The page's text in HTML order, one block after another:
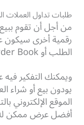
طلبات تداول العملات
من أجل أن تقوم
رقمية أخرى
الطلب أو Order Book أو Order فقط.
ويمكنك التفكير
يودون بيع أو شراء
الموقع
أفضل عرض ممكن